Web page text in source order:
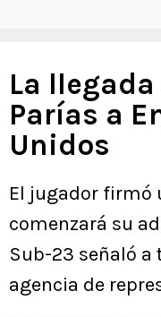
La
Parías a
Unidos
El jugador firmó
comenzará su
Sub-23 señaló a
agencia de